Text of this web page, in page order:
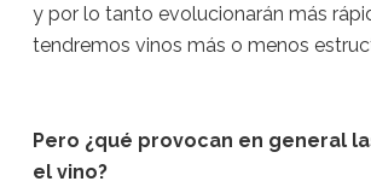
y por lo tanto evolucionarán más
tendremos vinos más o menos
Pero ¿qué provocan en general
el vino?